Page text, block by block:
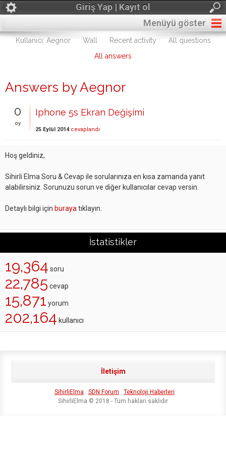
Giriş Yap | Kayıt ol
Menüyü göster
Kullanıcı: Aegnor Wall Recent activity
All questions
All answers
Answers by Aegnor
0
oy
Iphone 5s Ekran Değişimi
25 Eylül 2014 cevaplandı
Hoş geldiniz,
Sihirli Elma Soru & Cevap ile sorularınıza en kısa zamanda yanıt
alabilirsiniz. Sorunuzu sorun ve diğer kullanıcılar cevap versin.
Detaylı bilgi için buraya tıklayın.
İstatistikler
19,364 soru
22,785 cevap
15,871 yorum
202,164 kullanıcı
İletişim
SihirliElma SDN Forum
Teknoloji Haberleri
SihirliElma © 2018 - Tüm hakları saklıdır